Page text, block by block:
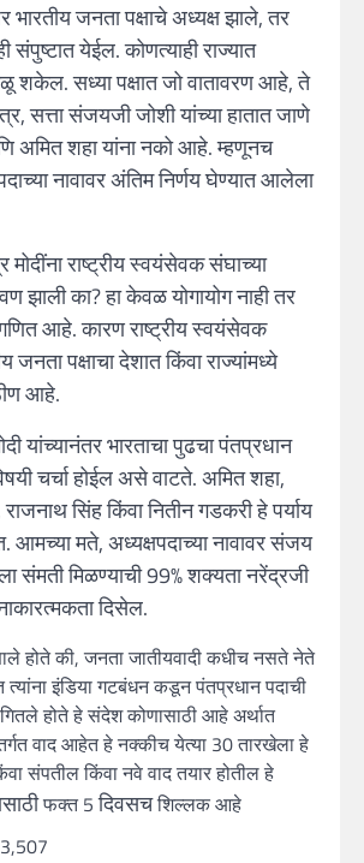
जनता पक्षाचे अध्यक्ष झाले, तर
संपुष्टात येईल. कोणत्याही राज्यात
शकेल. सध्या पक्षात जो वातावरण आहे, ते
सत्ता संजयजी जोशी यांच्या हातात जाणे
अमित शहा यांना नको आहे. म्हणूनच
नावावर अंतिम निर्णय घेण्यात आलेला
मोदींना राष्ट्रीय स्वयंसेवक संघाच्या
झाली का? हा केवळ योगायोग नाही तर
आहे. कारण राष्ट्रीय स्वयंसेवक
जनता पक्षाचा देशात किंवा राज्यांमध्ये
आहे.
यांच्यानंतर भारताचा पुढचा पंतप्रधान
चर्चा होईल असे वाटते. अमित शहा,
सिंह किंवा नितीन गडकरी हे पर्याय
आमच्या मते, अध्यक्षपदाच्या नावावर संजय
संमती मिळण्याची 99% शक्यता नरेंद्रजी
दिसेल.
होते की, जनता जातीयवादी कधीच नसते नेते
त्यांना इंडिया गटबंधन कडून पंतप्रधान पदाची
होते हे संदेश कोणासाठी आहे अर्थात
वाद आहेत हे नक्कीच येत्या 30 तारखेला हे
संपतील किंवा नवे वाद तयार होतील हे
फक्त 5दिवसचशिल्लक आहे
3,507